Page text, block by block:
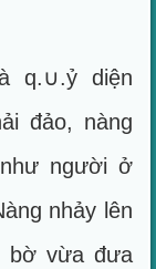
q.∪.ỷ diện
đảo, nàng
người ở
nhảy lên
bờ vừa đưa